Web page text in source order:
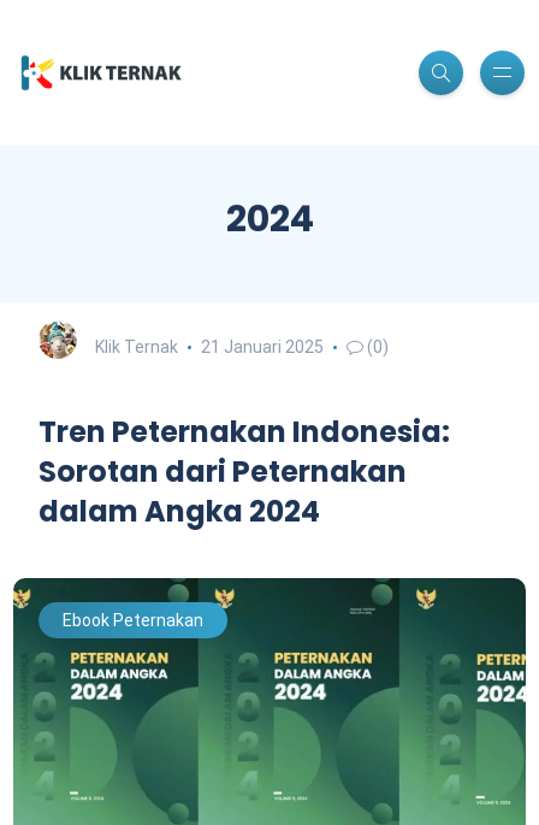
2024
Klik Ternak 21 Januari 2025 (0)
Tren Peternakan Indonesia:
Sorotan dari Peternakan
dalam Angka 2024
Ebook Peternakan